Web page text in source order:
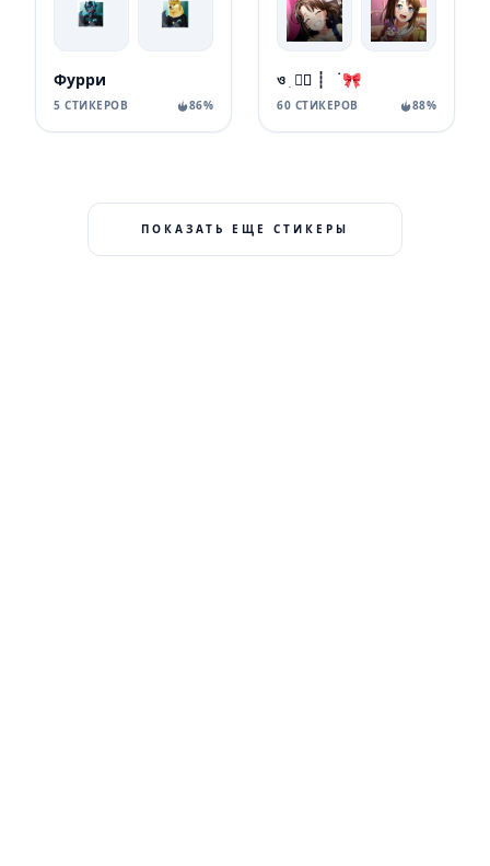
Фурри
5 СТИКЕРОВ 86%
ও ִ ★⃞゙ ┊ ࣪ 🎀
60 СТИКЕРОВ 88%
ПОКАЗАТЬ ЕЩЕ СТИКЕРЫ